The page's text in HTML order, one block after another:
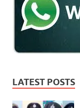
LATEST POSTS